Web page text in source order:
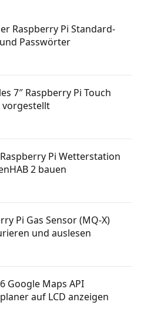
Raspberry Pi Standard-
Passwörter
7″ Raspberry Pi Touch
vorgestellt
Pi Wetterstation
2 bauen
Pi Gas Sensor (MQ-X)
und auslesen
Google Maps API
auf LCD anzeigen